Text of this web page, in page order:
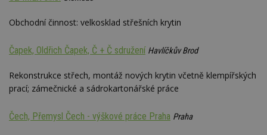
Obchodní činnost: velkosklad střešních krytin
Čapek, Oldřich Čapek, Č + Č sdružení Havlíčkův Brod
Rekonstrukce střech, montáž nových krytin včetně klempířských
prací; zámečnické a sádrokartonářské práce
Čech, Přemysl Čech - výškové práce Praha Praha